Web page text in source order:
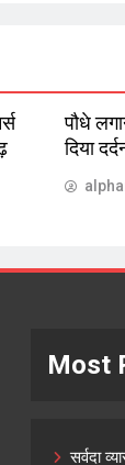
पौधे
दिया
Most
सर्वदा